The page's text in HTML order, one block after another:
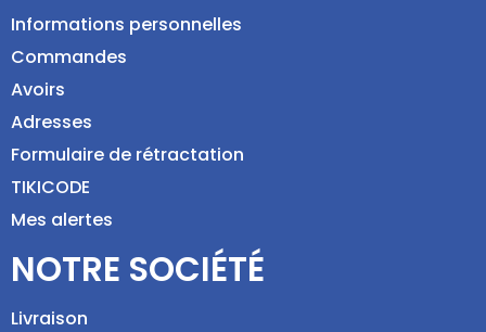
Informations personnelles
Commandes
Avoirs
Adresses
Formulaire de rétractation
TIKICODE
Mes alertes
NOTRE SOCIÉTÉ
Livraison